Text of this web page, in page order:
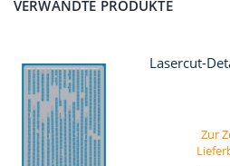
VERWANDTE PRODUKTE
Lasercut-
Zur